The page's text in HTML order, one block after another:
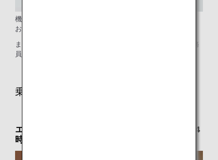
機内でのお手荷物の収納のお手伝いをさせていただきます。
お気軽に客室乗務員に声をおかけください。
また、何かお困りのことやご希望がありましたら、客室乗務
員までご相談ください。
乗り継ぎ空港・到着空港で
エアポートサポート：お電話で要予約（出発24
時間前まで）